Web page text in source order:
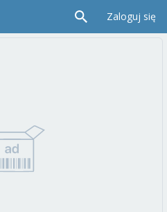
Zaloguj się